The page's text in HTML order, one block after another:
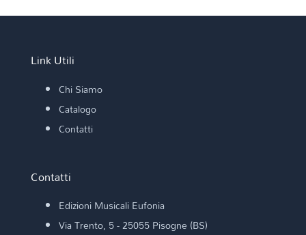
Link Utili
Chi Siamo
Catalogo
Contatti
Contatti
Edizioni Musicali Eufonia
Via Trento, 5 - 25055 Pisogne (BS)